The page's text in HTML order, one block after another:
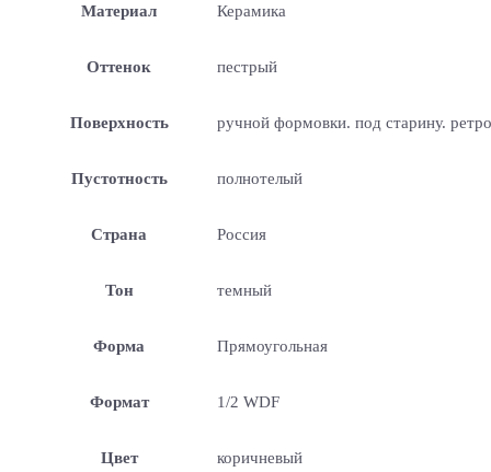
Материал Керамика
Оттенок пестрый
Поверхность ручной формовки. под старину. ретро
Пустотность полнотелый
Страна Россия
Тон темный
Форма Прямоугольная
Формат 1/2 WDF
Цвет коричневый